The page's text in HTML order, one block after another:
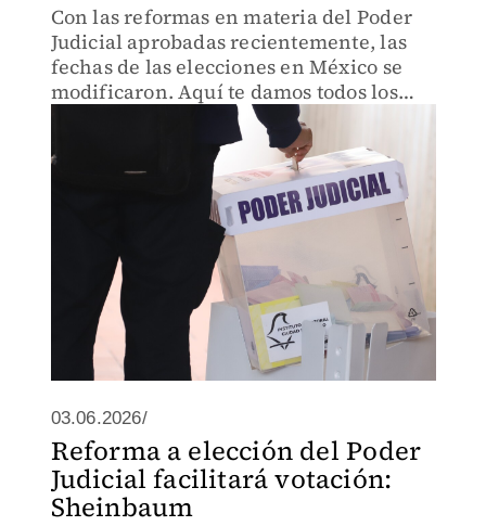
Con las reformas en materia del Poder
Judicial aprobadas recientemente, las
fechas de las elecciones en México se
modificaron. Aquí te damos todos los
03.06.2026/
Reforma a elección del Poder
Judicial facilitará votación:
Sheinbaum